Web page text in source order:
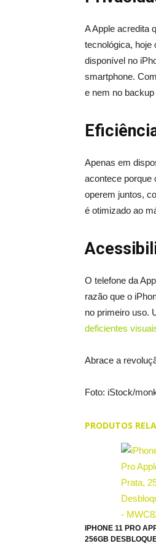
A Apple acredita
tecnológica, hoje
disponível no
smartphone.
e nem no
Apenas em
acontece porque
operem juntos,
é otimizado ao
O telefone da
razão que o
no primeiro uso.
deficientes
Abrace a
Foto: iStock/
PRODUTOS
IPHONE 11 PRO
256GB